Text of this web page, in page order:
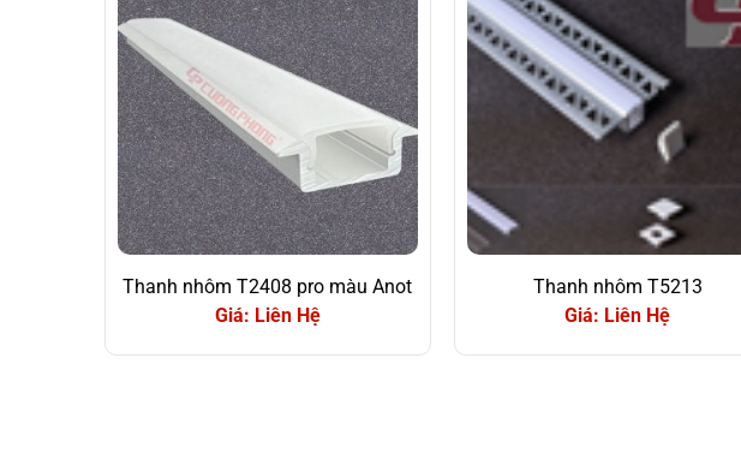
Thanh nhôm T2408 pro màu Anot
Giá: Liên Hệ
Thanh nhôm T5213
Giá: Liên Hệ